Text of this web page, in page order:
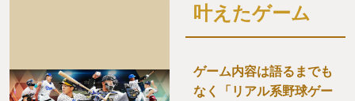
叶えたゲーム
ゲーム内容は語るまでも
なく「リアル系野球ゲー